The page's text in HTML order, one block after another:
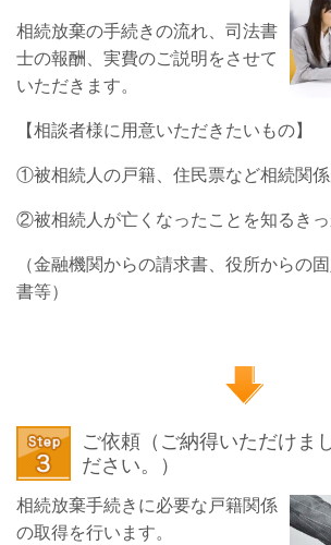
相続放棄の手続きの流れ、司法書
士の報酬、実費のご説明をさせて
いただきます。
【相談者様に用意いただきたいもの】
①被相続人の戸籍、住民票など相続関
②被相続人が亡くなったことを知るき
（金融機関からの請求書、役所からの
書等）
ご依頼（ご納得いただけま
ださい。）
相続放棄手続きに必要な戸籍関係
の取得を行います。